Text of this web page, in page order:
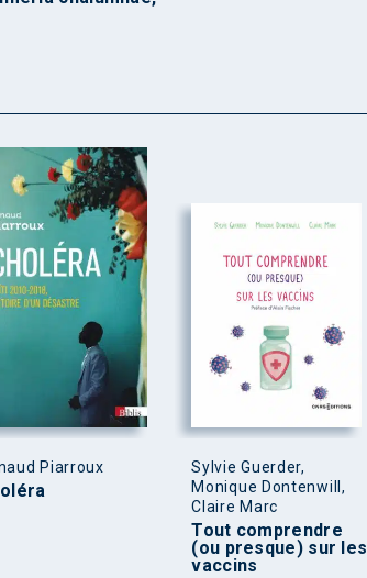
Piarroux
Sylvie Guerder,
Monique Dontenwill,
Claire Marc
Tout comprendre
(ou presque) sur les
vaccins